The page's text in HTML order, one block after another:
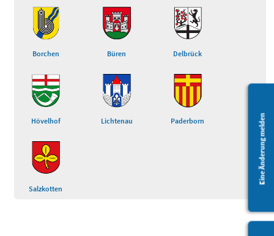
Eine Änderung melden
Borchen Büren Delbrück
Hövelhof Lichtenau Paderborn
Salzkotten